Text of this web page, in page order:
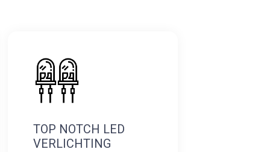
TOP NOTCH LED
VERLICHTING